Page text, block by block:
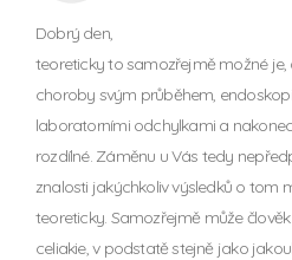
Dobrý den,
teoreticky to samozřejmě možné
choroby svým průběhem,
laboratorními odchylkami a
rozdílné. Záměnu u Vás tedy
znalosti jakýchkoliv výsledků o tom
teoreticky. Samozřejmě může
celiakie, v podstatě stejně jako